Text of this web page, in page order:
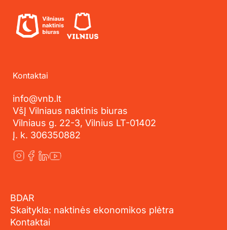
Kontaktai
info@vnb.lt
VšĮ Vilniaus naktinis biuras
Vilniaus g. 22-3, Vilnius LT-01402
Į. k. 306350882
BDAR
Skaitykla: naktinės ekonomikos plėtra
Kontaktai